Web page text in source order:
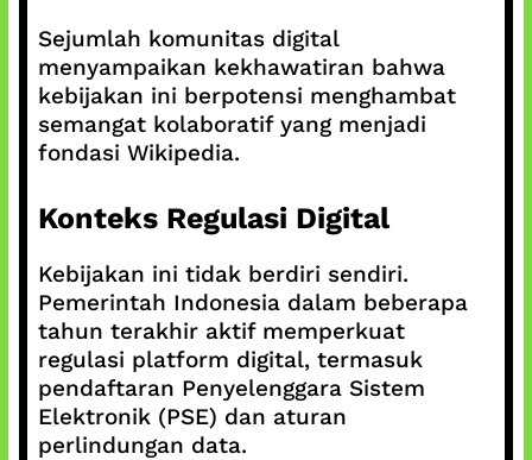
Sejumlah komunitas digital
menyampaikan kekhawatiran bahwa
kebijakan ini berpotensi menghambat
semangat kolaboratif yang menjadi
fondasi Wikipedia.
Konteks Regulasi Digital
Kebijakan ini tidak berdiri sendiri.
Pemerintah Indonesia dalam beberapa
tahun terakhir aktif memperkuat
regulasi platform digital, termasuk
pendaftaran Penyelenggara Sistem
Elektronik (PSE) dan aturan
perlindungan data.